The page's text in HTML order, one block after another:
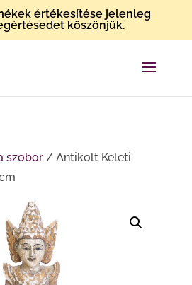
értékesítése jelenleg
köszönjük.
szobor/ Antikolt Keleti